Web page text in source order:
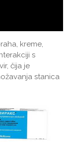
kreme,
s
čija je
stanica